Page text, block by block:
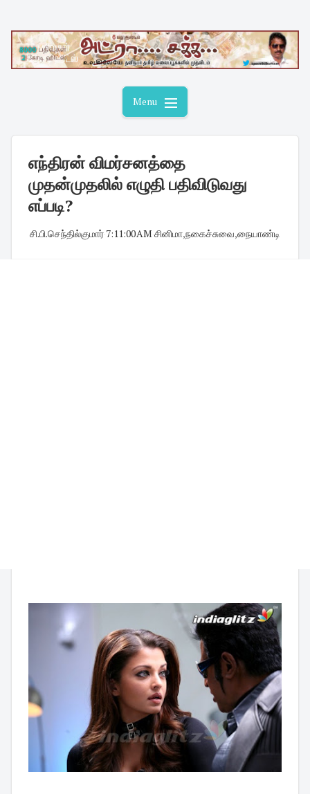
content
Menu
எந்திரன் விமர்சனத்தை
முதன்முதலில் எழுதி பதிவிடுவது
எப்படி?
சி.பி.செந்தில்குமார் 7:11:00 AM சினிமா,நகைச்சுவை,நையாண்டி